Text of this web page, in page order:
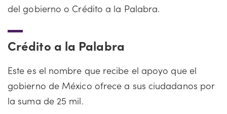
del gobierno o Crédito a la Palabra.
Crédito a la Palabra
Este es el nombre que recibe el apoyo que el
gobierno de México ofrece a sus ciudadanos por
la suma de 25 mil.